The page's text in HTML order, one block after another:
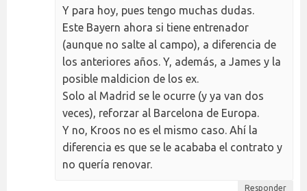
Y para hoy, pues tengo muchas dudas.
Este Bayern ahora si tiene entrenador
(aunque no salte al campo), a diferencia de
los anteriores años. Y, además, a James y la
posible maldicion de los ex.
Solo al Madrid se le ocurre (y ya van dos
veces), reforzar al Barcelona de Europa.
Y no, Kroos no es el mismo caso. Ahí la
diferencia es que se le acababa el contrato y
no quería renovar.
Responder